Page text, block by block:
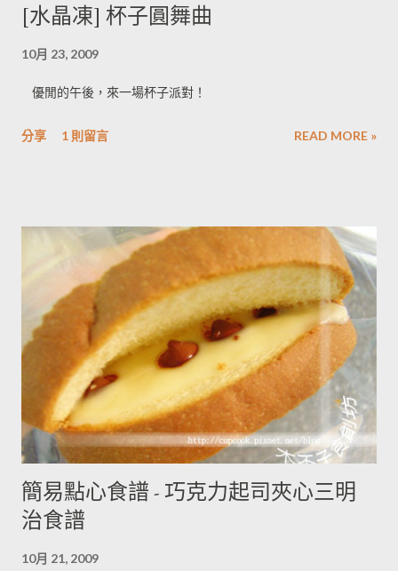
[水晶凍] 杯子圓舞曲
10月 23, 2009
優閒的午後，來一場杯子派對！
分享 1 則留言 READ MORE »
簡易點心食譜 - 巧克力起司夾心三明
治食譜
10月 21, 2009